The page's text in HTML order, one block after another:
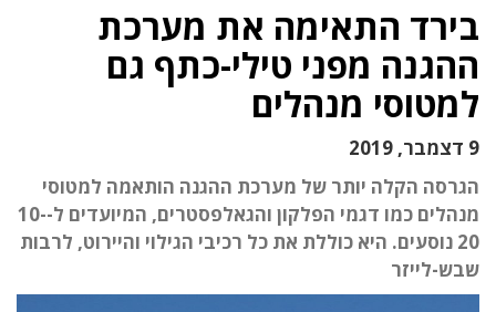
בירד התאימה את מערכת
ההגנה מפני טילי-כתף גם
למטוסי מנהלים
9 דצמבר, 2019
הגרסה הקלה יותר של מערכת ההגנה הותאמה למטוסי
מנהלים כמו דגמי הפלקון והגאלפסטרים, המיועדים ל-10-
20 נוסעים. היא כוללת את כל רכיבי הגילוי והיירוט, לרבות
שבש-לייזר